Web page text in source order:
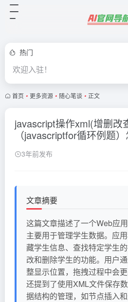
热门
欢迎入驻！
首页 • 更多资源 • 随心笔谈 • 正文
javascript操作xml(增删改
（javascriptfor循环例题
3年前发布
文章摘要
这篇文章描述了一个Web应
主要用于管理学生数据。应
藏学生信息、查找特定学生
改和删除学生的功能。用户
整显示位置，拖拽过程中会
还提到了使用XML文件保存
据结构的管理，如节点插入